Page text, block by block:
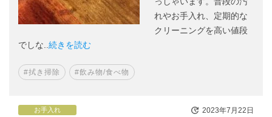
れやお手入れ、定期的な
クリーニングを高い値段
でしな.. 続きを読む
#拭き掃除 #飲み物/食べ物
お手入れ 2023年7月22日